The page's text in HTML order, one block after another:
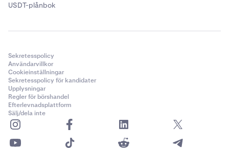
USDT-plånbok
Sekretesspolicy
Användarvillkor
Cookieinställningar
Sekretesspolicy för kandidater
Upplysningar
Regler för börshandel
Efterlevnadsplattform
Sälj/dela inte